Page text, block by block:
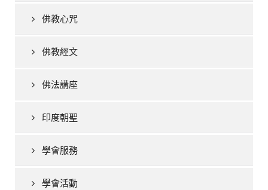
佛教心咒
佛教經文
佛法講座
印度朝聖
學會服務
學會活動